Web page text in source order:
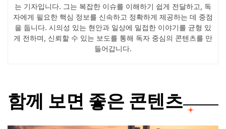
는 기자입니다. 그는 복잡한 이슈를 이해하기 쉽게 전달하고, 독
자에게 필요한 핵심 정보를 신속하고 정확하게 제공하는 데 중점
을 둡니다. 시의성 있는 현안과 일상에 밀접한 이야기를 균형 있
게 전하며, 신뢰할 수 있는 보도를 통해 독자 중심의 콘텐츠를 만
들어갑니다.
함께 보면 좋은 콘텐츠